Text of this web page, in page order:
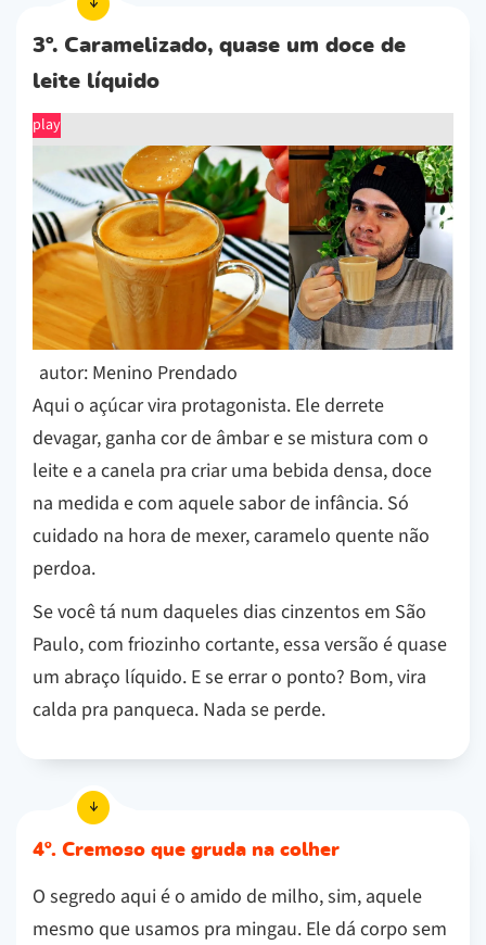
3º. Caramelizado, quase um doce de
leite líquido
play
autor: Menino Prendado
Aqui o açúcar vira protagonista. Ele derrete
devagar, ganha cor de âmbar e se mistura com o
leite e a canela pra criar uma bebida densa, doce
na medida e com aquele sabor de infância. Só
cuidado na hora de mexer, caramelo quente não
perdoa.
Se você tá num daqueles dias cinzentos em São
Paulo, com friozinho cortante, essa versão é quase
um abraço líquido. E se errar o ponto? Bom, vira
calda pra panqueca. Nada se perde.
4º. Cremoso que gruda na colher
O segredo aqui é o amido de milho, sim, aquele
mesmo que usamos pra mingau. Ele dá corpo sem